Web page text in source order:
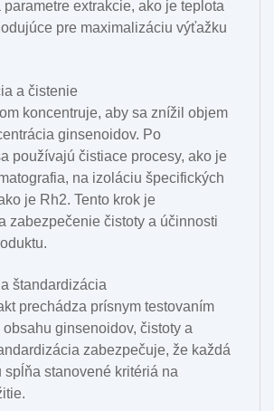
extrakcie, ako je teplota
pre maximalizáciu výťažku
a čistenie
koncentruje, aby sa znížil objem
ginsenoidov. Po
používajú čistiace procesy, ako je
na izoláciu špecifických
je Rh2. Tento krok je
zabezpečenie čistoty a účinnosti
štandardizácia
prechádza prísnym testovaním
ginsenoidov, čistoty a
zabezpečuje, že každá
spĺňa stanovené kritériá na